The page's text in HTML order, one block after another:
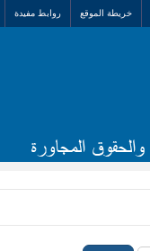
خريطة الموقع روابط مفيدة